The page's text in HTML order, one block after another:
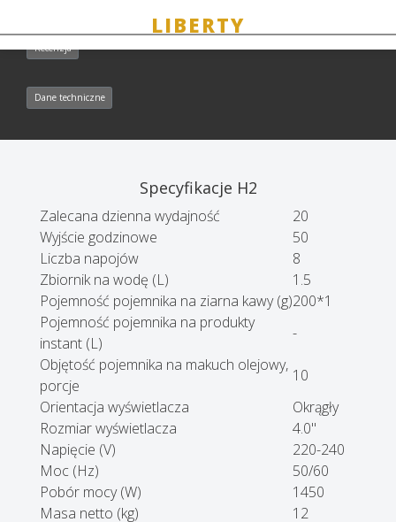
Recenzja
Dane techniczne
Specyfikacje H2
Zalecana dzienna wydajność
20
Wyjście godzinowe
50
Liczba napojów
8
Zbiornik na wodę (L)
1.5
Pojemność pojemnika na ziarna kawy (g)200*1
Pojemność pojemnika na produkty
instant (L)
-
Objętość pojemnika na makuch olejowy,
porcje
10
Orientacja wyświetlacza
Okrągły
Rozmiar wyświetlacza
4.0"
Napięcie (V)
220-240
Moc (Hz)
50/60
Pobór mocy (W)
1450
Masa netto (kg)
12